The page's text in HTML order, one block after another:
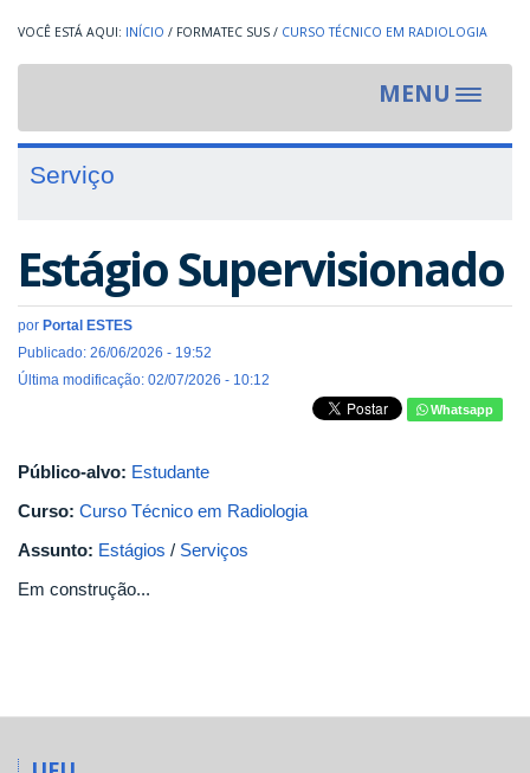
INÍCIO / FORMATEC SUS / CURSO TÉCNICO EM RADIOLOGIA
MENU
Toggle
Serviço
Estágio Supervisionado
por Portal ESTES
Publicado: 26/06/2026 - 19:52
Última modificação: 02/07/2026 - 10:12
Whatsapp
Público-alvo: Estudante
Curso: Curso Técnico em Radiologia
Assunto: Estágios / Serviços
Em construção...